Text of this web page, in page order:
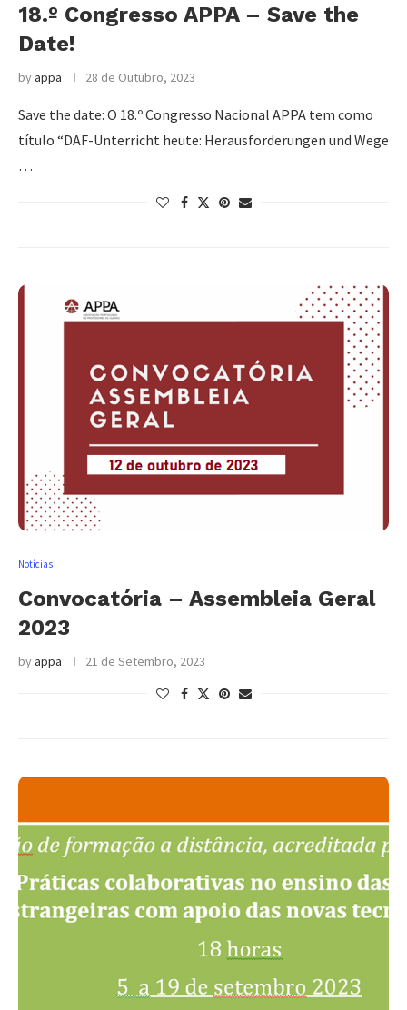
18.º Congresso APPA – Save the
Date!
byappa 28 de Outubro, 2023
Save the date: O 18.º Congresso Nacional APPA tem como
título “DAF-Unterricht heute: Herausforderungen und Wege
…
Notícias
Convocatória – Assembleia Geral
2023
byappa 21 de Setembro, 2023